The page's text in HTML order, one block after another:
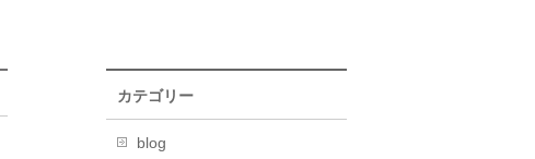
カテゴリー
blog